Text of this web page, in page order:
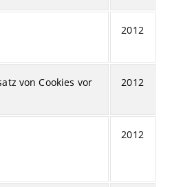
2012
von Cookies vor
2012
2012